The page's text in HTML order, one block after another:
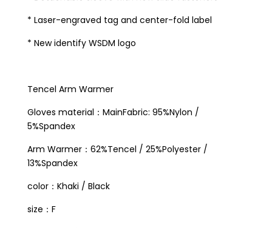
* Laser-engraved tag and center-fold label
* New identify WSDM logo
Tencel Arm Warmer
Gloves material：MainFabric: 95%Nylon /
5%Spandex
Arm Warmer：62%Tencel / 25%Polyester /
13%Spandex
color：Khaki / Black
size：F